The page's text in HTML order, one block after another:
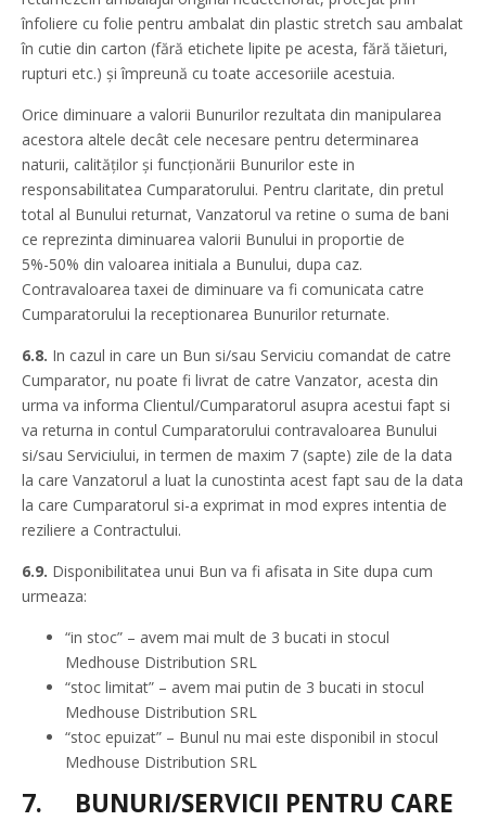
înfoliere cu folie pentru ambalat din plastic stretch sau ambalat
în cutie din carton (fără etichete lipite pe acesta, fără tăieturi,
rupturi etc.) și împreună cu toate accesoriile acestuia.
Orice diminuare a valorii Bunurilor rezultata din manipularea
acestora altele decât cele necesare pentru determinarea
naturii, calităților și funcționării Bunurilor este in
responsabilitatea Cumparatorului. Pentru claritate, din pretul
total al Bunului returnat, Vanzatorul va retine o suma de bani
ce reprezinta diminuarea valorii Bunului in proportie de
5%-50% din valoarea initiala a Bunului, dupa caz.
Contravaloarea taxei de diminuare va fi comunicata catre
Cumparatorului la receptionarea Bunurilor returnate.
6.8. In cazul in care un Bun si/sau Serviciu comandat de catre
Cumparator, nu poate fi livrat de catre Vanzator, acesta din
urma va informa Clientul/Cumparatorul asupra acestui fapt si
va returna in contul Cumparatorului contravaloarea Bunului
si/sau Serviciului, in termen de maxim 7 (sapte) zile de la data
la care Vanzatorul a luat la cunostinta acest fapt sau de la data
la care Cumparatorul si-a exprimat in mod expres intentia de
reziliere a Contractului.
6.9. Disponibilitatea unui Bun va fi afisata in Site dupa cum
urmeaza:
“in stoc” – avem mai mult de 3 bucati in stocul
Medhouse Distribution SRL
“stoc limitat” – avem mai putin de 3 bucati in stocul
Medhouse Distribution SRL
“stoc epuizat” – Bunul nu mai este disponibil in stocul
Medhouse Distribution SRL
7. BUNURI/SERVICII PENTRU CARE